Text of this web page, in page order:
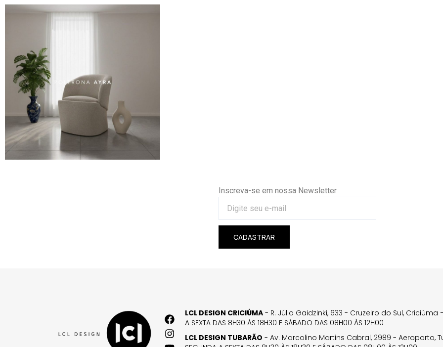
Inscreva-se em nossa Newsletter
CADASTRAR
LCL DESIGN CRICIÚMA - R. Júlio Gaidzinki, 633 - Cruzeiro do Sul, Criciúma
A SEXTA DAS 8H30 ÀS 18H30 E SÁBADO DAS 08H00 ÀS 12H00
LCL DESIGN TUBARÃO - Av. Marcolino Martins Cabral, 2989 - Aeroporto,